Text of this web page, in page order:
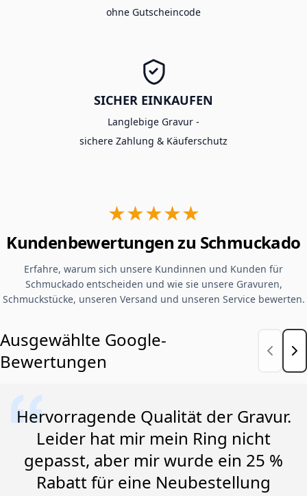
ohne Gutscheincode
SICHER EINKAUFEN
Langlebige Gravur -
sichere Zahlung & Käuferschutz
★★★★★
Kundenbewertungen zu Schmuckado
Erfahre, warum sich unsere Kundinnen und Kunden für
Schmuckado entscheiden und wie sie unsere Gravuren,
Schmuckstücke, unseren Versand und unseren Service bewerten.
Ausgewählte Google-
Bewertungen
Hervorragende Qualität der Gravur.
Leider hat mir mein Ring nicht
gepasst, aber mir wurde ein 25 %
Rabatt für eine Neubestellung